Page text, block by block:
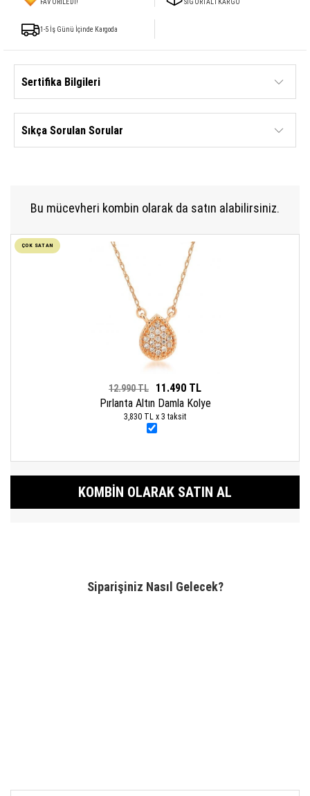
FAVORİLEDİ!
SİGORTALI KARGO
1-5 İş Günü İçinde Kargoda
Sertifika Bilgileri
Sıkça Sorulan Sorular
Bu mücevheri kombin olarak da satın alabilirsiniz.
ÇOK SATAN
12.990 TL
11.490 TL
Pırlanta Altın Damla Kolye
3,830 TL x 3 taksit
KOMBIN OLARAK SATIN AL
Siparişiniz Nasıl Gelecek?